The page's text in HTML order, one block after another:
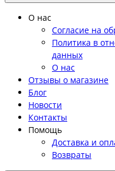
О нас
Согласие на
Политика в
данных
О нас
Отзывы о магазине
Блог
Новости
Контакты
Помощь
Доставка и
Возвраты